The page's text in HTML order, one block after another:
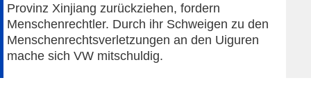
Provinz Xinjiang zurückziehen, fordern
Menschenrechtler. Durch ihr Schweigen zu den
Menschenrechtsverletzungen an den Uiguren
mache sich VW mitschuldig.